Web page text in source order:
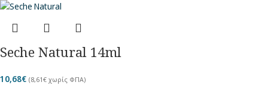
Seche Natural 14ml
10,68€ (8,61€ χωρίς ΦΠΑ)